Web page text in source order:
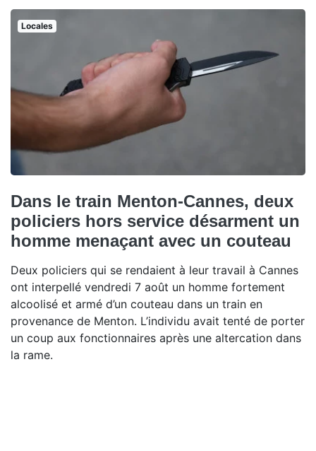
Locales
Dans le train Menton-Cannes, deux
policiers hors service désarment un
homme menaçant avec un couteau
Deux policiers qui se rendaient à leur travail à Cannes
ont interpellé vendredi 7 août un homme fortement
alcoolisé et armé d’un couteau dans un train en
provenance de Menton. L’individu avait tenté de porter
un coup aux fonctionnaires après une altercation dans
la rame.